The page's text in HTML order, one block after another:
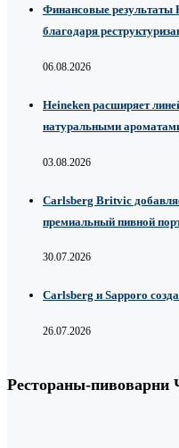
Финансовые результаты
благодаря
06.08.2026
Heineken расширяет
натуральными
03.08.2026
Carlsberg Britvic
премиальный пивной
30.07.2026
Carlsberg и Sapporo
26.07.2026
Рестораны-пивоварни